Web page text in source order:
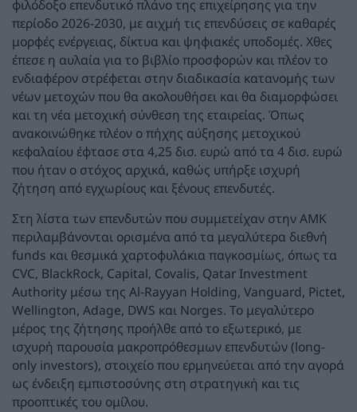
φιλόδοξο επενδυτικό πλάνο της επιχείρησης για την
περίοδο 2026-2030, με αιχμή τις επενδύσεις σε καθαρές
μορφές ενέργειας, δίκτυα και ψηφιακές υποδομές. Χθες
έπεσε η αυλαία για το βιβλίο προσφορών και πλέον το
ενδιαφέρον στρέφεται στην διαδικασία κατανομής των
νέων μετοχών που θα ακολουθήσει και θα διαμορφώσει
και τη νέα μετοχική σύνθεση της εταιρείας. Όπως
ανακοινώθηκε πλέον ο πήχης αύξησης μετοχικού
κεφαλαίου έφτασε στα 4,25 δισ. ευρώ από τα 4 δισ. ευρώ
που ήταν ο στόχος αρχικά, καθώς υπήρξε ισχυρή
ζήτηση από εγχωρίους και ξένους επενδυτές.
Στη λίστα των επενδυτών που συμμετείχαν στην ΑΜΚ
περιλαμβάνονται ορισμένα από τα μεγαλύτερα διεθνή
funds και θεσμικά χαρτοφυλάκια παγκοσμίως, όπως τα
CVC, BlackRock, Capital, Covalis, Qatar Investment
Authority μέσω της Al-Rayyan Holding, Vanguard, Pictet,
Wellington, Adage, DWS και Norges. Το μεγαλύτερο
μέρος της ζήτησης προήλθε από το εξωτερικό, με
ισχυρή παρουσία μακροπρόθεσμων επενδυτών (long-
only investors), στοιχείο που ερμηνεύεται από την αγορά
ως ένδειξη εμπιστοσύνης στη στρατηγική και τις
προοπτικές του ομίλου.